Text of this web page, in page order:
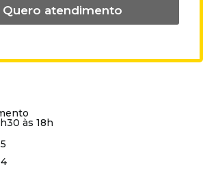
Quero atendimento
às 18h